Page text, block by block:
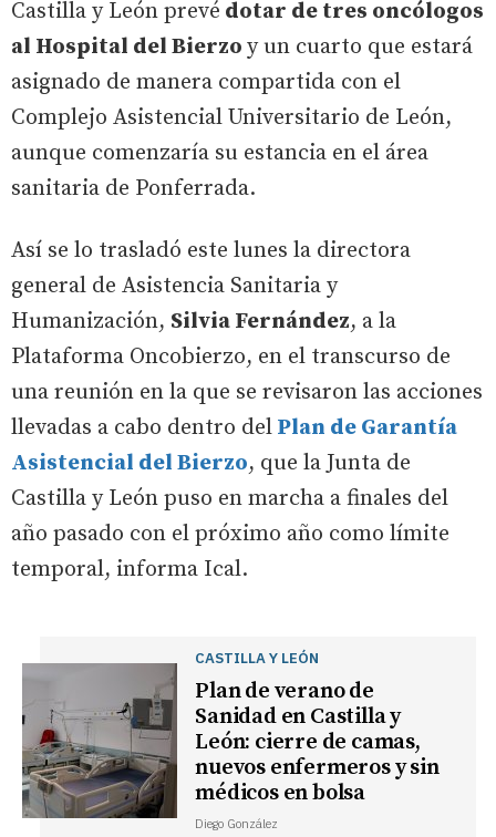
Castilla y León prevé dotar de tres oncólogos
al Hospital del Bierzo y un cuarto que estará
asignado de manera compartida con el
Complejo Asistencial Universitario de León,
aunque comenzaría su estancia en el área
sanitaria de Ponferrada.
Así se lo trasladó este lunes la directora
general de Asistencia Sanitaria y
Humanización, Silvia Fernández, a la
Plataforma Oncobierzo, en el transcurso de
una reunión en la que se revisaron las acciones
llevadas a cabo dentro del Plan de Garantía
Asistencial del Bierzo, que la Junta de
Castilla y León puso en marcha a finales del
año pasado con el próximo año como límite
temporal, informa Ical.
CASTILLA Y LEÓN
Plan de verano de
Sanidad en Castilla y
León: cierre de camas,
nuevos enfermeros y sin
médicos en bolsa
Diego González